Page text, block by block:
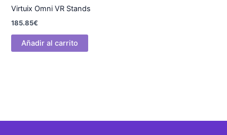
Virtuix Omni VR Stands
185.85€
Añadir al carrito